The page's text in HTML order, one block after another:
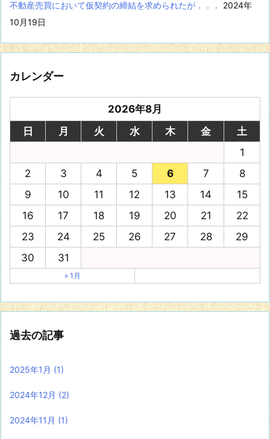
不動産売買において仮契約の締結を求められたが．．．
2024年
10月19日
カレンダー
2026年8月
日
月 火 水 木 金
土
1
2
3 4 5 6 7
8
9
10 11 12 13 14
15
16
17 18 19 20 21
22
23
24 25 26 27 28
29
30
31
« 1月
過去の記事
2025年1月 (1)
2024年12月 (2)
2024年11月 (1)